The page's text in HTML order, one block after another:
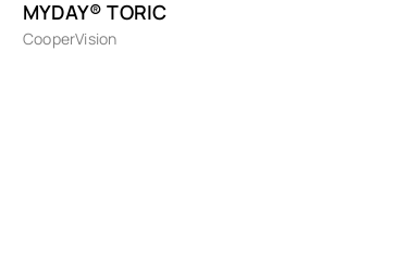
MYDAY® TORIC
CooperVision